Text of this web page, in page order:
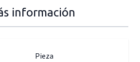
información
Pieza